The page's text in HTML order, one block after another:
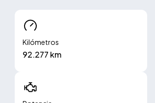
Kilómetros
92.277 km